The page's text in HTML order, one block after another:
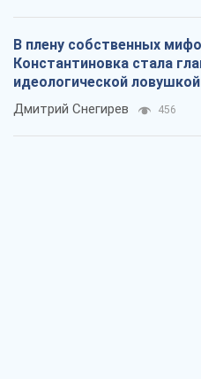
В плену собственных
Константиновка стала
идеологической
российских оккупантов
Дмитрий Снегирев 456